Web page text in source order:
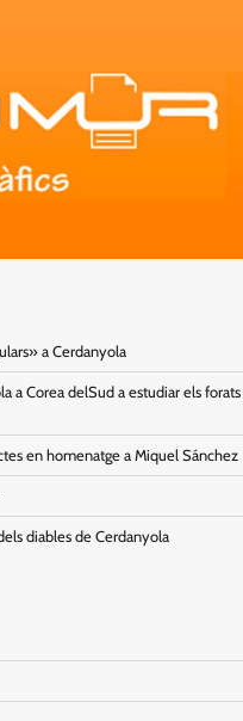
a Cerdanyola
a Corea delSud a estudiar els forats
en homenatge a Miquel Sánchez
diables de Cerdanyola